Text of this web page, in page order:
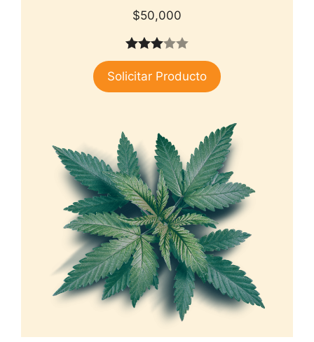
$50,000
3.00
de 5
Solicitar Producto